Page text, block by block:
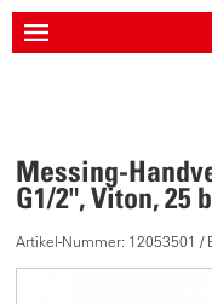
Messing-
G1/2", Viton, 25
Artikel-Nummer: 12053501 /